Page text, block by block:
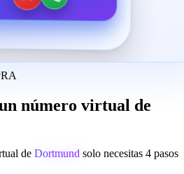
número virtual de
de Dortmund solo necesitas 4 pasos